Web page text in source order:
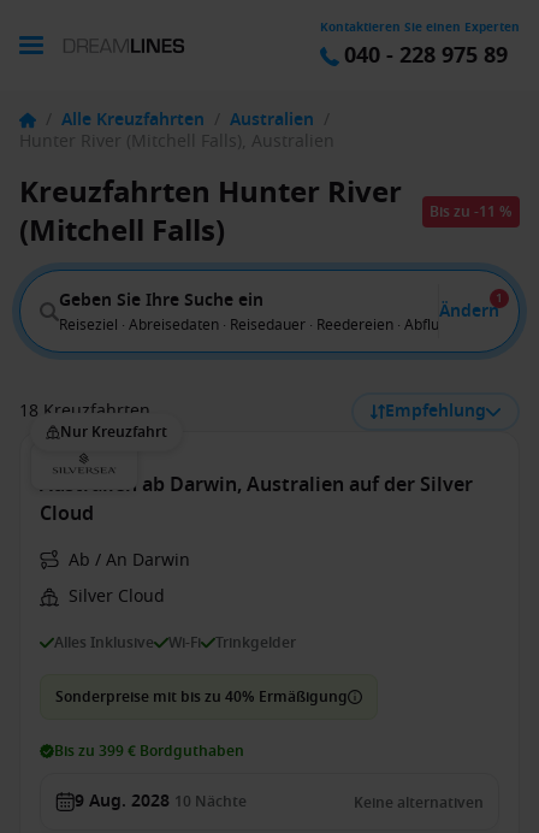
Kontaktieren Sie einen Experten
040 - 228 975 89
/ Alle Kreuzfahrten / Australien /
Hunter River (Mitchell Falls), Australien
Kreuzfahrten Hunter River
(Mitchell Falls)
Bis zu -11 %
Geben Sie Ihre Suche ein
Reiseziel · Abreisedaten · Reisedauer · Reedereien · Abflug von
Ändern
1
18 Kreuzfahrten Empfehlung
Nur Kreuzfahrt
Australien ab Darwin, Australien auf der Silver
Cloud
Ab / An Darwin
Silver Cloud
Alles Inklusive Wi-Fi Trinkgelder
Sonderpreise mit bis zu 40% Ermäßigung
Bis zu 399 € Bordguthaben
9 Aug. 2028 10 Nächte Keine alternativen